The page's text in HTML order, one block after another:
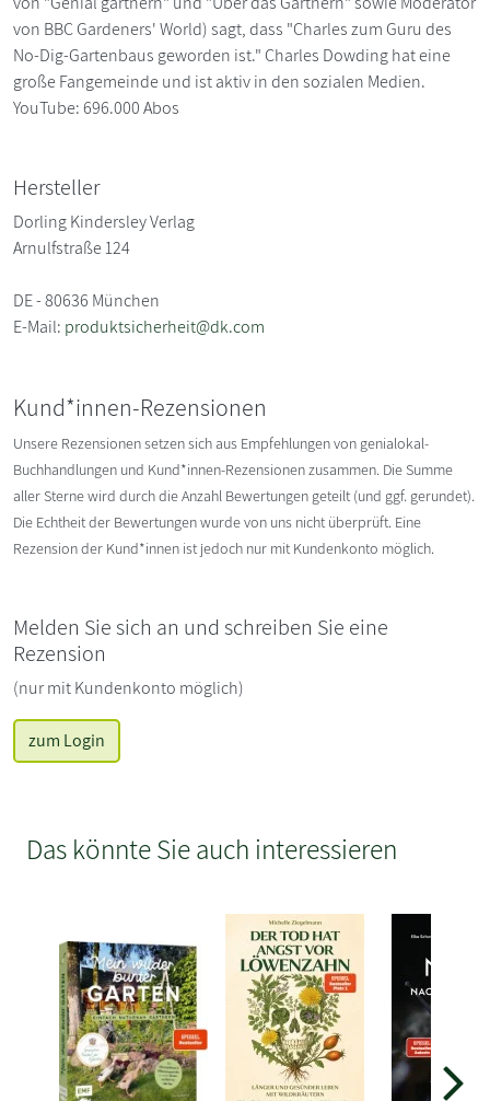
von BBC Gardeners' World) sagt, dass "Charles zum Guru des
No-Dig-Gartenbaus geworden ist." Charles Dowding hat eine
große Fangemeinde und ist aktiv in den sozialen Medien.
YouTube: 696.000 Abos
Hersteller
Dorling Kindersley Verlag
Arnulfstraße 124
DE - 80636 München
E-Mail: produktsicherheit@dk.com
Kund*innen-Rezensionen
Unsere Rezensionen setzen sich aus Empfehlungen von genialokal-
Buchhandlungen und Kund*innen-Rezensionen zusammen. Die Summe
aller Sterne wird durch die Anzahl Bewertungen geteilt (und ggf. gerundet).
Die Echtheit der Bewertungen wurde von uns nicht überprüft. Eine
Rezension der Kund*innen ist jedoch nur mit Kundenkonto möglich.
Melden Sie sich an und schreiben Sie eine
Rezension
(nur mit Kundenkonto möglich)
zum Login
Das könnte Sie auch interessieren